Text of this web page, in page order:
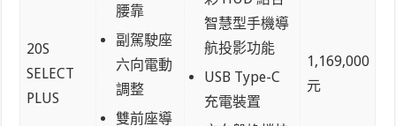
20S
SELECT
PLUS
腰靠
副駕駛座
六向電動
調整
雙前座導
智慧型手機導
航投影功能
USB Type-C
充電裝置
1,169,000
元